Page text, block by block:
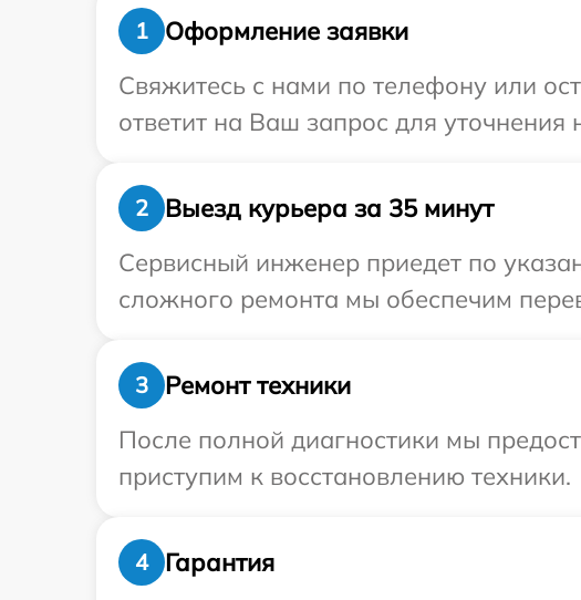
1
Оформление заявки
Свяжитесь с нами по телефону или
ответит на Ваш запрос для
2
Выезд курьера за 35 минут
Сервисный инженер приедет по
сложного ремонта мы обеспечим
3
Ремонт техники
После полной диагностики мы
приступим к восстановлению техники.
4
Гарантия